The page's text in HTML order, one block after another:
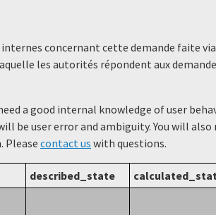
concernant cette demande faite
les autorités répondent aux
a good internal knowledge of user
be user error and ambiguity. You will also
Please contact us with questions.
described_state